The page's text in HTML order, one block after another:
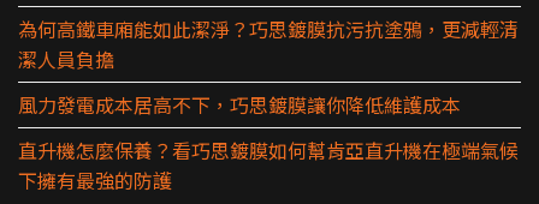
為何高鐵車廂能如此潔淨？巧思鍍膜抗污抗塗鴉，更減輕清
潔人員負擔
風力發電成本居高不下，巧思鍍膜讓你降低維護成本
直升機怎麼保養？看巧思鍍膜如何幫肯亞直升機在極端氣候
下擁有最強的防護